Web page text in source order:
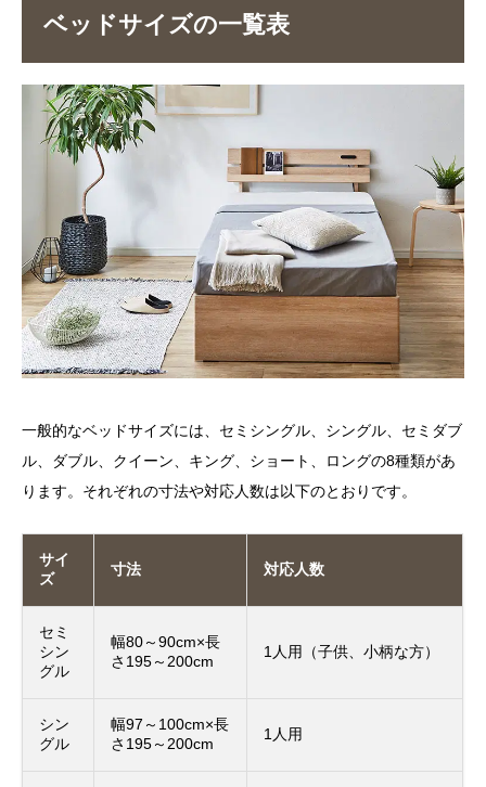
ベッドサイズの一覧表
一般的なベッドサイズには、セミシングル、シングル、セミダブ
ル、ダブル、クイーン、キング、ショート、ロングの8種類があ
ります。それぞれの寸法や対応人数は以下のとおりです。
サイ
ズ
寸法 対応人数
セミ
シン
グル
幅80～90cm×長
さ195～200cm
1人用（子供、小柄な方）
シン
グル
幅97～100cm×長
さ195～200cm
1人用